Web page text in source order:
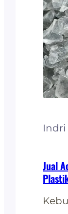
Indri
Jual